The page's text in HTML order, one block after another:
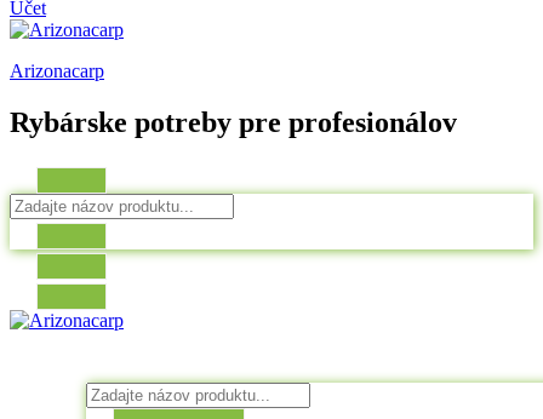
Účet
Arizonacarp
Rybárske potreby pre profesionálov